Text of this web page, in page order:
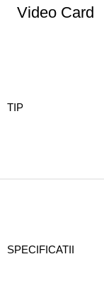
Video Card
TIP
SPECIFICATII